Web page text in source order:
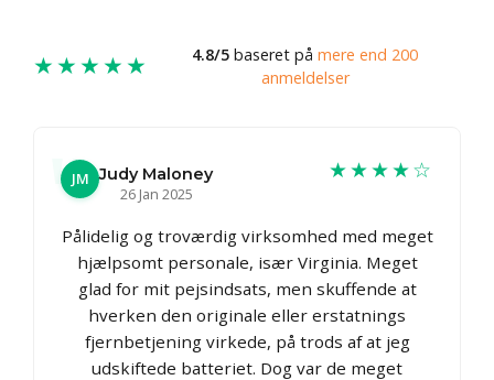
★★★★★ 4.8/5 baseret på mere end 200
anmeldelser
JM Judy Maloney
26 Jan 2025
★★★★☆
Pålidelig og troværdig virksomhed med meget
hjælpsomt personale, især Virginia. Meget
glad for mit pejsindsats, men skuffende at
hverken den originale eller erstatnings
fjernbetjening virkede, på trods af at jeg
udskiftede batteriet. Dog var de meget